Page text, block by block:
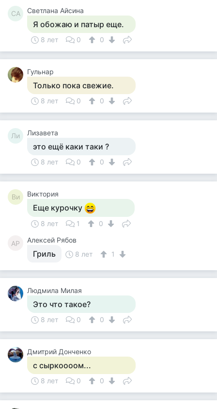
СА Светлана Айсина
Я обожаю и патыр еще.
8 лет 0 0
Гульнар
Только пока свежие.
8 лет 0 0
Ли Лизавета
это ещё каки таки ?
8 лет 0 0
Ви Виктория
Еще курочку
8 лет 1 0
АР Алексей Рябов
Гриль 8 лет 1
Людмила Милая
Это что такое?
8 лет 0 0
Дмитрий Донченко
с сыркоооом...
8 лет 0 0